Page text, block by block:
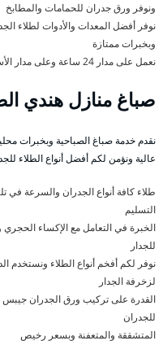
ونوفر ورق جدران للحمامات والمطابخ
نوفر أفضل المعدات والأدوات لطلاء
وبخبرات ممتازة
نعمل على مدار 24 ساعة وعلى مدار الأسبوع ونعمل في أيام الحظر أيضاً
صباغ منازل هندي
نقدم خدمة صباغ الصباحية وبخبرات
عالية ونؤمن لكم أفضل أنواع الطلاء
طلاء كافة أنواع الجدران والسرعة في
التسليم
الخبرة في التعامل مع الإكساء
للجدار
نوفر لكم أفخم أنواع الطلاء ونستخدم
لزخرفة الجدار
القدرة على تركيب ورق الجدران جيبس
للجدران
المتشققة والمتعفنة وبسعر رخيص